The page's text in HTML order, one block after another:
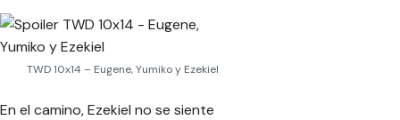
TWD 10x14 – Eugene, Yumiko y Ezekiel
En el camino, Ezekiel no se siente